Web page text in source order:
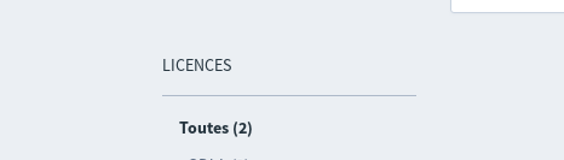
LICENCES
Toutes (2)